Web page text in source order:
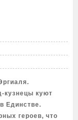
кузнецы куют
Единстве.
героев, что